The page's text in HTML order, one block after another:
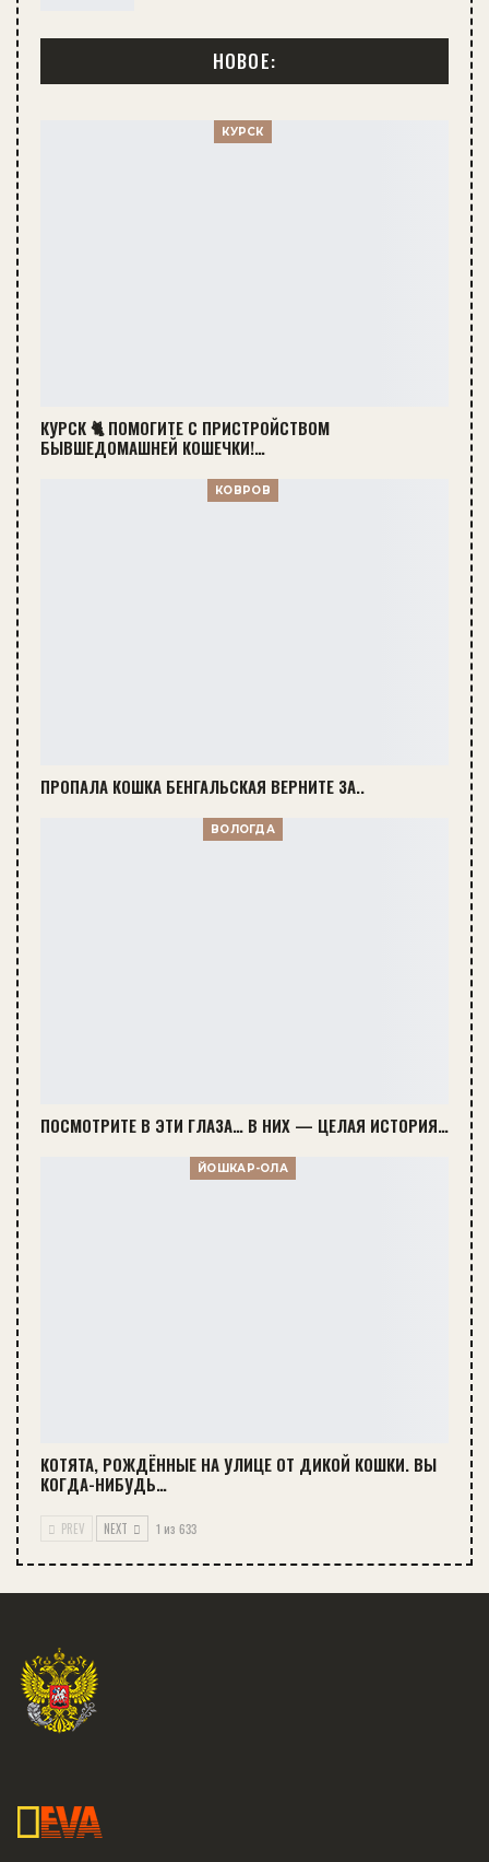
НОВОЕ:
КУРСК
КУРСК 🐈 ПОМОГИТЕ С ПРИСТРОЙСТВОМ
БЫВШЕДОМАШНЕЙ КОШЕЧКИ!…
КОВРОВ
ПРОПАЛА КОШКА БЕНГАЛЬСКАЯ ВЕРНИТЕ ЗА..
ВОЛОГДА
ПОСМОТРИТЕ В ЭТИ ГЛАЗА… В НИХ — ЦЕЛАЯ ИСТОРИЯ…
ЙОШКАР-ОЛА
КОТЯТА, РОЖДЁННЫЕ НА УЛИЦЕ ОТ ДИКОЙ КОШКИ. ВЫ
КОГДА-НИБУДЬ…
PREV NEXT 1 из 633